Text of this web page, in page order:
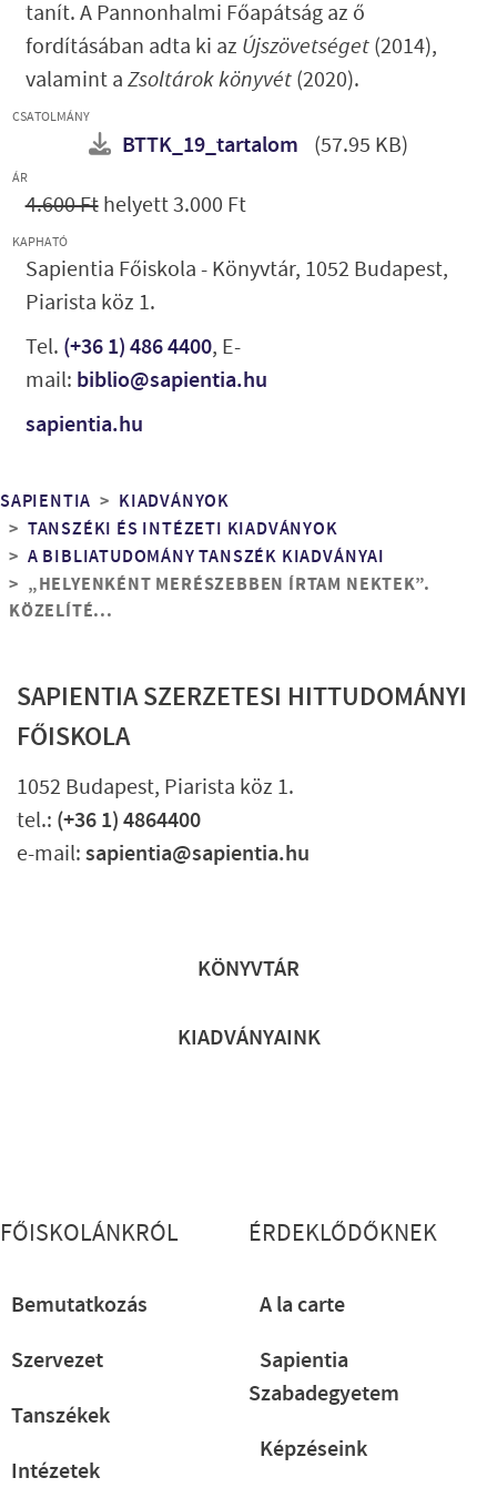
tanít. A Pannonhalmi Főapátság az ő
fordításában adta ki az Újszövetséget(2014),
valamint a Zsoltárok könyvét(2020).
CSATOLMÁNY
BTTK_19_tartalom (57.95 KB)
ÁR
4.600 Fthelyett 3.000 Ft
KAPHATÓ
Sapientia Főiskola - Könyvtár, 1052 Budapest,
Piarista köz 1.
Tel. (+36 1) 486 4400, E-
mail: biblio@sapientia.hu
sapientia.hu
Morzsa
SAPIENTIA
KIADVÁNYOK
TANSZÉKI ÉS INTÉZETI KIADVÁNYOK
A BIBLIATUDOMÁNY TANSZÉK KIADVÁNYAI
„HELYENKÉNT MERÉSZEBBEN ÍRTAM NEKTEK”.
KÖZELÍTÉ...
SAPIENTIA SZERZETESI HITTUDOMÁNYI
FŐISKOLA
1052 Budapest, Piarista köz 1.
tel.: (+36 1) 4864400
e-mail:sapientia@sapientia.hu
KÖNYVTÁR
KIADVÁNYAINK
FŐISKOLÁNKRÓL
Bemutatkozás
Szervezet
Tanszékek
Intézetek
ÉRDEKLŐDŐKNEK
A la carte
Sapientia
Szabadegyetem
Képzéseink